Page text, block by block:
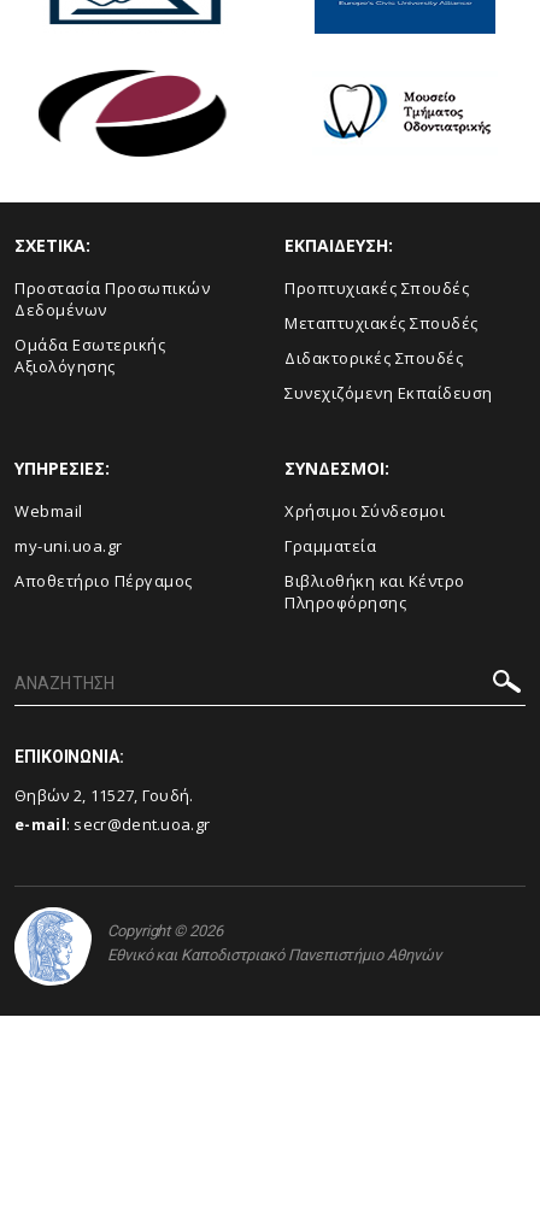
ΣΧΕΤΙΚΑ:
Προστασία Προσωπικών
Δεδομένων
Ομάδα Εσωτερικής
Αξιολόγησης
ΕΚΠΑΙΔΕΥΣΗ:
Προπτυχιακές Σπουδές
Μεταπτυχιακές Σπουδές
Διδακτορικές Σπουδές
Συνεχιζόμενη Εκπαίδευση
ΥΠΗΡΕΣΙΕΣ:
Webmail
my-uni.uoa.gr
Αποθετήριο Πέργαμος
ΣΥΝΔΕΣΜΟΙ:
Χρήσιμοι Σύνδεσμοι
Γραμματεία
Βιβλιοθήκη και Κέντρο
Πληροφόρησης
ΕΠΙΚΟΙΝΩΝΙΑ:
Θηβών 2, 11527, Γουδή.
e-mail: secr@dent.uoa.gr
Copyright © 2026
Εθνικό και Καποδιστριακό Πανεπιστήμιο Αθηνών